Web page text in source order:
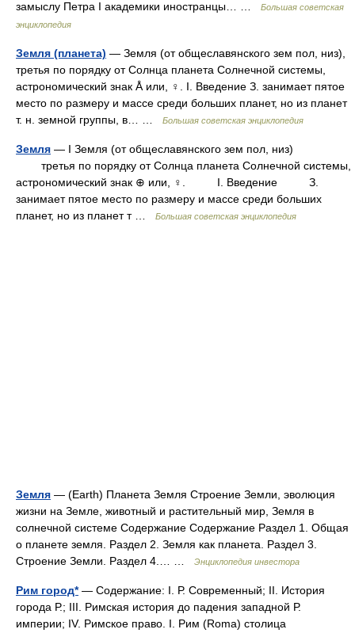
замыслу Петра I академики иностранцы… …
Большая советская
энциклопедия
Земля (планета) — Земля (от общеславянского зем пол, низ),
третья по порядку от Солнца планета Солнечной системы,
астрономический знак Å или, ♀. I. Введение З. занимает пятое
место по размеру и массе среди больших планет, но из планет
т. н. земной группы, в… …
Большая советская энциклопедия
Земля — I Земля (от общеславянского зем пол, низ)
третья по порядку от Солнца планета Солнечной системы,
астрономический знак ⊕ или, ♀. I. Введение З.
занимает пятое место по размеру и массе среди больших
планет, но из планет т …
Большая советская энциклопедия
Земля — (Earth) Планета Земля Строение Земли, эволюция
жизни на Земле, животный и растительный мир, Земля в
солнечной системе Содержание Содержание Раздел 1. Общая
о планете земля. Раздел 2. Земля как планета. Раздел 3.
Строение Земли. Раздел 4.… …
Энциклопедия инвестора
Рим город*— Содержание: I. Р. Современный; II. История
города Р.; III. Римская история до падения западной Р.
империи; IV. Римское право. I. Рим (Roma) столица